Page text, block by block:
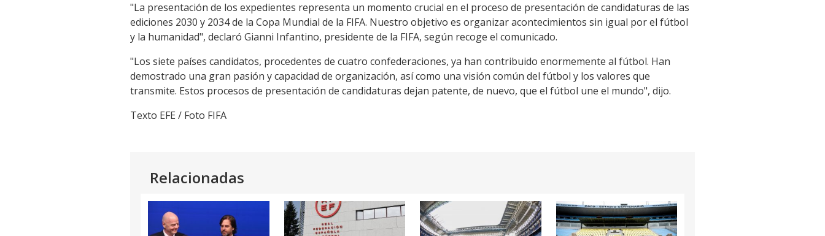
"La presentación de los expedientes representa un momento crucial en el proceso de presentación de candidaturas de las
ediciones 2030 y 2034 de la Copa Mundial de la FIFA. Nuestro objetivo es organizar acontecimientos sin igual por el fútbol
y la humanidad", declaró Gianni Infantino, presidente de la FIFA, según recoge el comunicado.
"Los siete países candidatos, procedentes de cuatro confederaciones, ya han contribuido enormemente al fútbol. Han
demostrado una gran pasión y capacidad de organización, así como una visión común del fútbol y los valores que
transmite. Estos procesos de presentación de candidaturas dejan patente, de nuevo, que el fútbol une el mundo", dijo.
Texto EFE / Foto FIFA
Relacionadas